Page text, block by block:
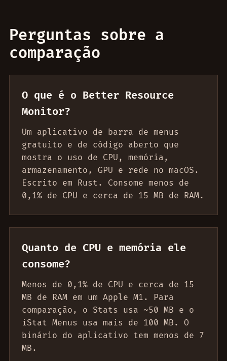
Perguntas sobre a
comparação
O que é o Better Resource
Monitor?
Um aplicativo de barra de menus
gratuito e de código aberto que
mostra o uso de CPU, memória,
armazenamento, GPU e rede no macOS.
Escrito em Rust. Consome menos de
0,1% de CPU e cerca de 15 MB de RAM.
Quanto de CPU e memória ele
consome?
Menos de 0,1% de CPU e cerca de 15
MB de RAM em um Apple M1. Para
comparação, o Stats usa ~50 MB e o
iStat Menus usa mais de 100 MB. O
binário do aplicativo tem menos de 7
MB.